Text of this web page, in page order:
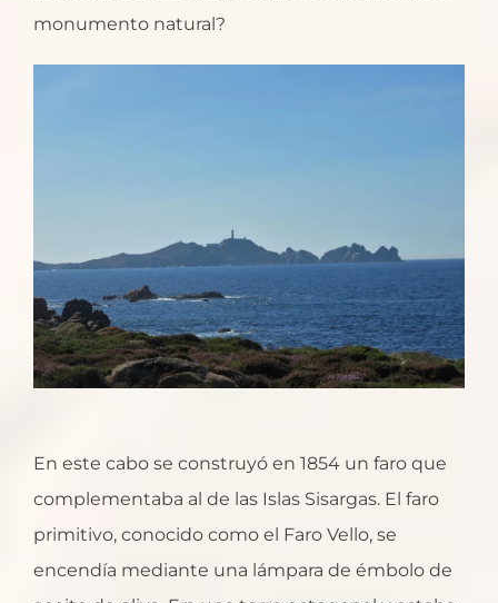
monumento natural?
En este cabo se construyó en 1854 un faro que
complementaba al de las Islas Sisargas. El faro
primitivo, conocido como el Faro Vello, se
encendía mediante una lámpara de émbolo de